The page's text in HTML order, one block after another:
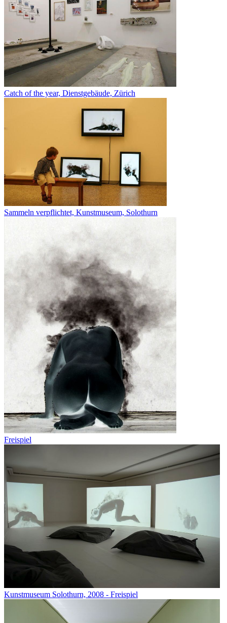
Catch of the year, Dienstgebäude, Zürich
Sammeln verpflichtet, Kunstmuseum, Solothurn
Freispiel
Kunstmuseum Solothurn, 2008 - Freispiel